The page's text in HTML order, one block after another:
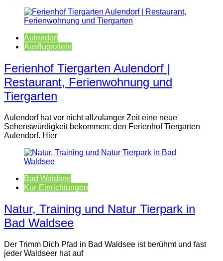
Aulendorf
Ausflugsziele
Ferienhof Tiergarten Aulendorf |
Restaurant, Ferienwohnung und
Tiergarten
Aulendorf hat vor nicht allzulanger Zeit eine neue
Sehenswürdigkeit bekommen: den Ferienhof Tiergarten
Aulendorf. Hier
Bad Waldsee
Kur-Einrichtungen
Natur, Training und Natur Tierpark in
Bad Waldsee
Der Trimm Dich Pfad in Bad Waldsee ist berühmt und fast
jeder Waldseer hat auf